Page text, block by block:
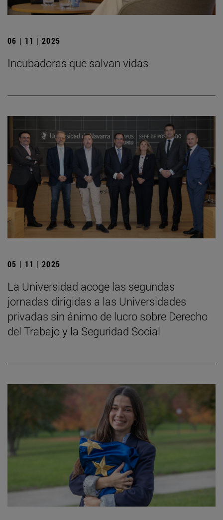
06 | 11 | 2025
Incubadoras que salvan vidas
05 | 11 | 2025
La Universidad acoge las segundas
jornadas dirigidas a las Universidades
privadas sin ánimo de lucro sobre Derecho
del Trabajo y la Seguridad Social